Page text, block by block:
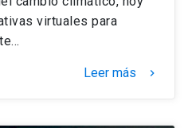
virtuales para
Leer más keyboard_arrow_right